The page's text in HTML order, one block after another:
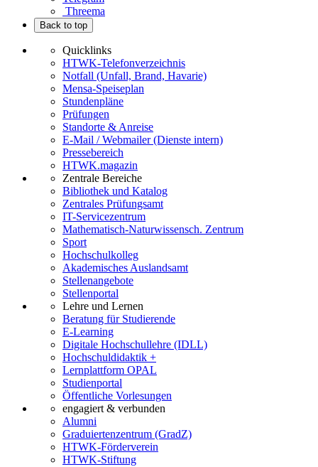
Threema
Back to top
Quicklinks
HTWK-Telefonverzeichnis
Notfall (Unfall, Brand, Havarie)
Mensa-Speiseplan
Stundenpläne
Prüfungen
Standorte & Anreise
E-Mail / Webmailer (Dienste intern)
Pressebereich
HTWK.magazin
Zentrale Bereiche
Bibliothek und Katalog
Zentrales Prüfungsamt
IT-Servicezentrum
Mathematisch-Naturwissensch. Zentrum
Sport
Hochschulkolleg
Akademisches Auslandsamt
Stellenangebote
Stellenportal
Lehre und Lernen
Beratung für Studierende
E-Learning
Digitale Hochschullehre (IDLL)
Hochschuldidaktik +
Lernplattform OPAL
Studienportal
Öffentliche Vorlesungen
engagiert & verbunden
Alumni
Graduiertenzentrum (GradZ)
HTWK-Förderverein
HTWK-Stiftung